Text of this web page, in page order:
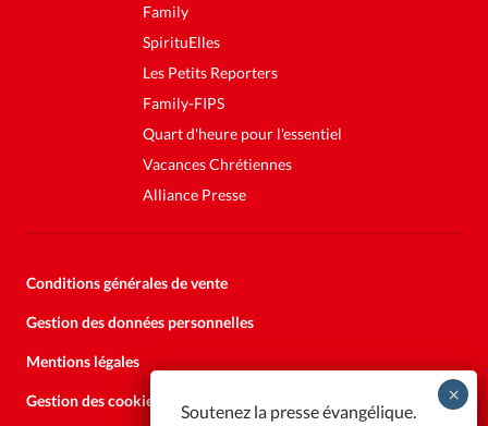
Family
SpirituElles
Les Petits Reporters
Family-FIPS
Quart d'heure pour l'essentiel
Vacances Chrétiennes
Alliance Presse
Conditions générales de vente
Gestion des données personnelles
Mentions légales
Gestion des cookies
Soutenez la presse évangélique.